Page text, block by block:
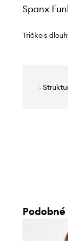
Spanx
Tričko s
-